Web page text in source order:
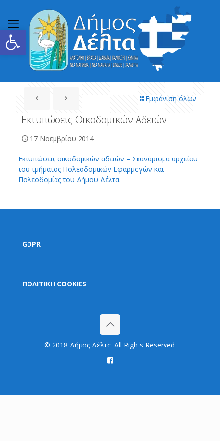
Ανοίξτε τη γραμμή εργαλείων
Εμφάνιση όλων
Εκτυπώσεις Οικοδομικών Αδειών
17 Νοεμβρίου 2014
Εκτυπώσεις οικοδομικών αδειών – Σκανάρισμα αρχείου
του τμήματος Πολεοδομικών Εφαρμογών και
Πολεοδομίας του Δήμου Δέλτα.
GDPR
ΠΟΛΙΤΙΚΗ COOKIES
© 2018 Δήμος Δέλτα. All Rights Reserved.